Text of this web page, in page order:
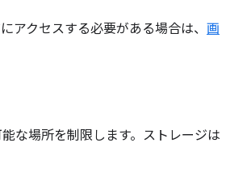
アクセスする必要がある場合は、 画
な場所を制限します。ストレージは